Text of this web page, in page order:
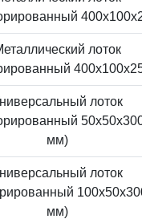
лоток
лоток
мм)
лоток
мм)